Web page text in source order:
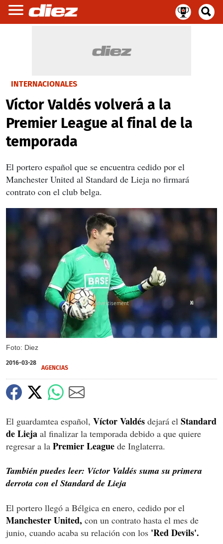
INTERNACIONALES
Víctor Valdés volverá a la
Premier League al final de la
temporada
El portero español que se encuentra cedido por el
Manchester United al Standard de Lieja no firmará
contrato con el club belga.
Foto: Diez
X
2016-03-28
AGENCIAS
El guardamtea español, Víctor Valdés dejará el Standard
de Lieja al finalizar la temporada debido a que quiere
regresar a la Premier League de Inglaterra.
También puedes leer: Víctor Valdés suma su primera
derrota con el Standard de Lieja
El portero llegó a Bélgica en enero, cedido por el
Manchester United, con un contrato hasta el mes de
junio, cuando acaba su relación con los 'Red Devils'.